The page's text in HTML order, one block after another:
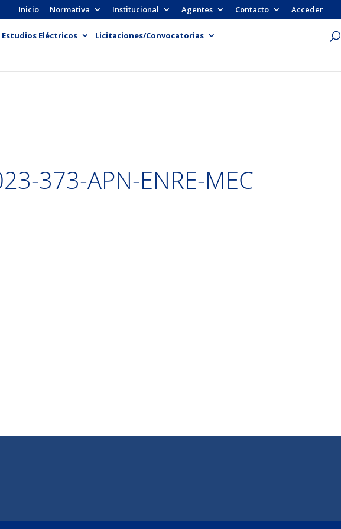
Inicio Normativa Institucional Agentes Contacto Acceder
Estudios Eléctricos
Licitaciones/Convocatorias
373-APN-ENRE-MEC